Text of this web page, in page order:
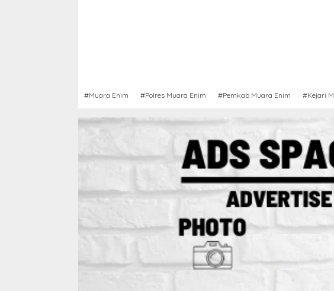
#Muara Enim #Polres Muara Enim #Pemkab Muara Enim #Kejari